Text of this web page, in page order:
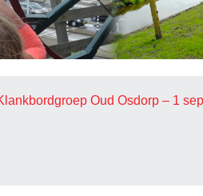
Oud Osdorp – 1